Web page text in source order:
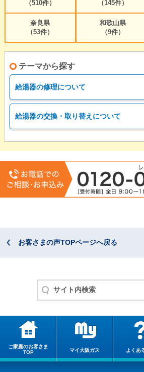
（510件）
（145件）
奈良県
（53件）
和歌山県
（9件）
テーマから探す
給湯器の修理について
給湯器の交換・取り替えについて
お客さまの声TOPページへ戻る
ご家庭のお客さま
TOP
マイ大阪ガス よくあ